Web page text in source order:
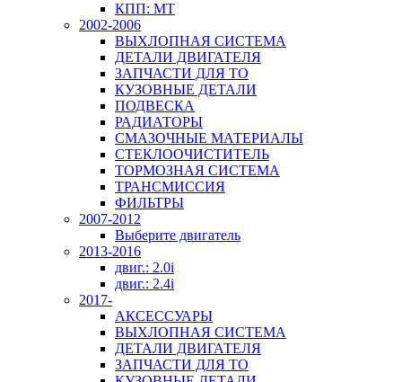
КПП: MT
2002-2006
ВЫХЛОПНАЯ СИСТЕМА
ДЕТАЛИ ДВИГАТЕЛЯ
ЗАПЧАСТИ ДЛЯ ТО
КУЗОВНЫЕ ДЕТАЛИ
ПОДВЕСКА
РАДИАТОРЫ
СМАЗОЧНЫЕ МАТЕРИАЛЫ
СТЕКЛООЧИСТИТЕЛЬ
ТОРМОЗНАЯ СИСТЕМА
ТРАНСМИССИЯ
ФИЛЬТРЫ
2007-2012
Выберите двигатель
2013-2016
двиг.: 2.0i
двиг.: 2.4i
2017-
АКСЕССУАРЫ
ВЫХЛОПНАЯ СИСТЕМА
ДЕТАЛИ ДВИГАТЕЛЯ
ЗАПЧАСТИ ДЛЯ ТО